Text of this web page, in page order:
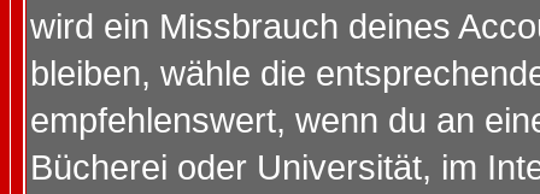
wird ein Missbrauch deines
bleiben, wähle die
empfehlenswert, wenn du an
Bücherei oder Universität, im